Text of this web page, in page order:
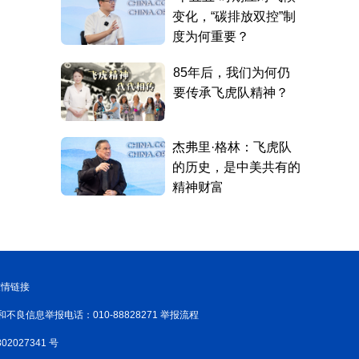
链接
不良信息举报电话：010-88828271 举报流程
号